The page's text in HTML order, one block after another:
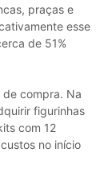
praças e
esse
de 51%
compra. Na
figurinhas
com 12
no início